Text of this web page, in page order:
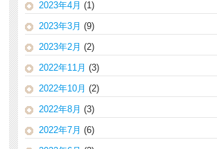
2023年4月 (1)
2023年3月 (9)
2023年2月 (2)
2022年11月 (3)
2022年10月 (2)
2022年8月 (3)
2022年7月 (6)